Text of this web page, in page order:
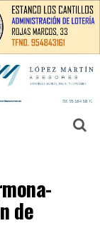
de